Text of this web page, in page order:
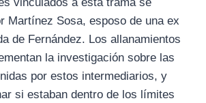
Martínez Sosa, esposo de una ex
de Fernández. Los allanamientos
la investigación sobre las
por estos intermediarios, y
si estaban dentro de los límites